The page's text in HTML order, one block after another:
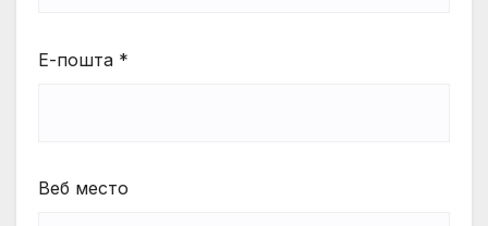
Е-пошта *
Веб место